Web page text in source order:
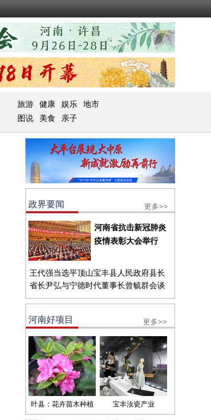
旅游 健康 娱乐
地市
图说 美食 亲子
政界要闻 更多>>
河南省抗击新冠肺炎
疫情表彰大会举行
王代强当选平顶山宝丰县人民政府县长
省长尹弘与宁德时代董事长曾毓群会谈
河南好项目 更多>>
叶县：花卉苗木种植 宝丰汝瓷产业